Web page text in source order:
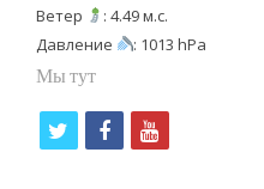
Ветер
: 4.49 м.с.
Давление
: 1013 hPa
Мы тут
f
y